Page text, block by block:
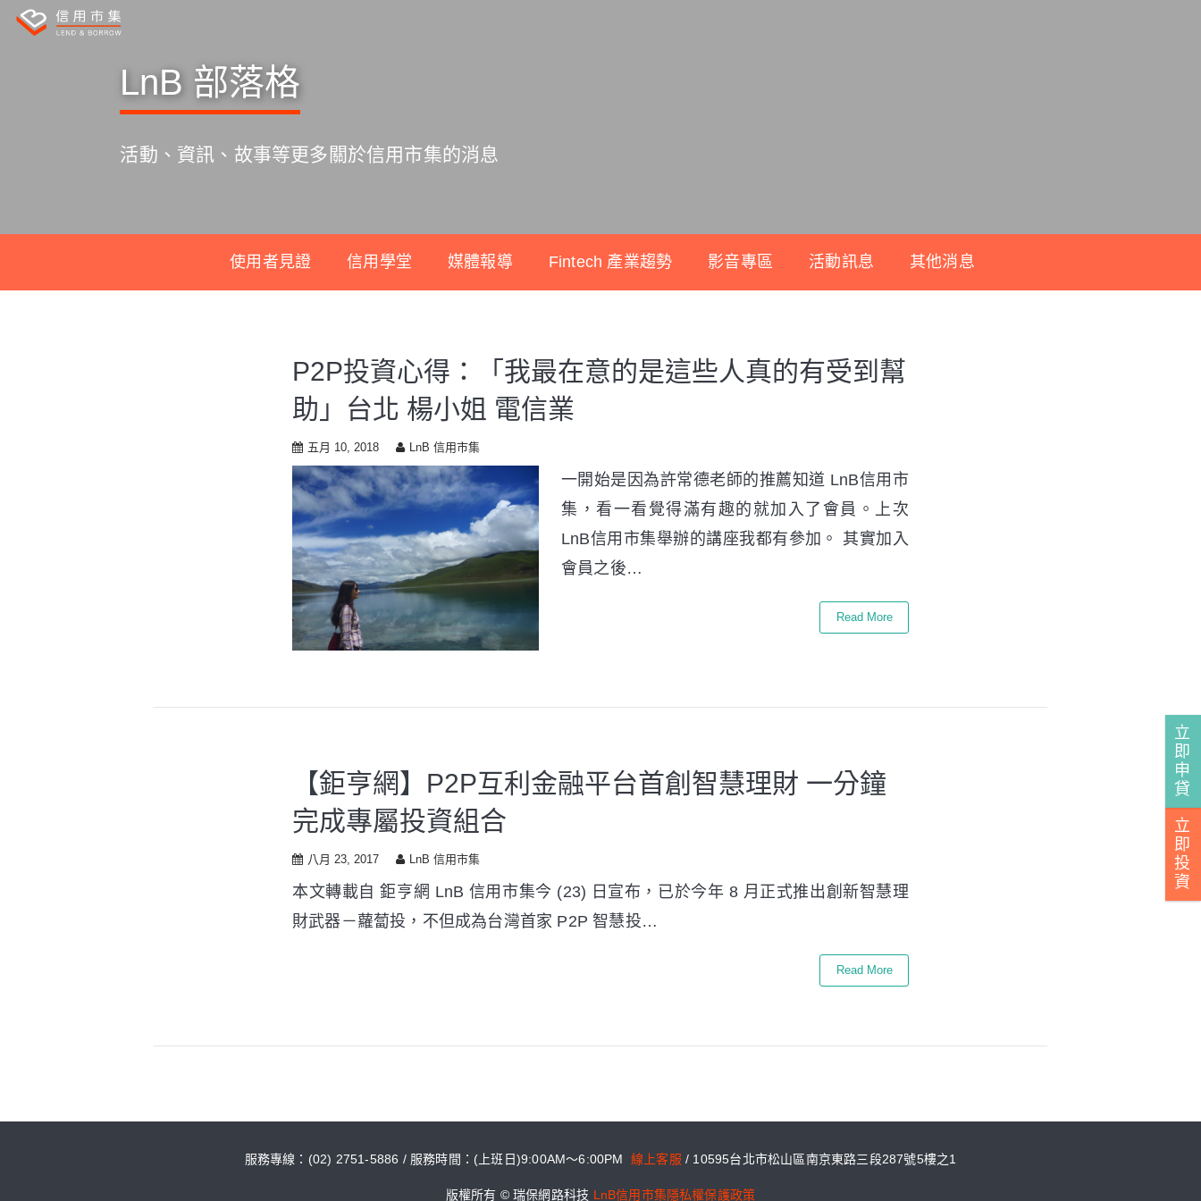
LnB 部落格
活動、資訊、故事等更多關於信用市集的消息
使用者見證 信用學堂 媒體報導 Fintech 產業趨勢 影音專區 活動訊息 其他消息
P2P投資心得：「我最在意的是這些人真的有受到幫
助」台北 楊小姐 電信業
五月 10, 2018 LnB 信用市集
一開始是因為許常德老師的推薦知道 LnB信用市
集，看一看覺得滿有趣的就加入了會員。上次
LnB信用市集舉辦的講座我都有參加。 其實加入
會員之後…
Read More
【鉅亨網】P2P互利金融平台首創智慧理財 一分鐘
完成專屬投資組合
八月 23, 2017 LnB 信用市集
本文轉載自 鉅亨網 LnB 信用市集今 (23) 日宣布，已於今年 8 月正式推出創新智慧理
財武器－蘿蔔投，不但成為台灣首家 P2P 智慧投…
Read More
服務專線：(02) 2751-5886 / 服務時間：(上班日)9:00AM～6:00PM 線上客服 / 10595台北市松山區南京東路三段287號5樓之1
版權所有 © 瑞保網路科技 LnB信用市集隱私權保護政策
立
即
申
貸
立
即
投
資